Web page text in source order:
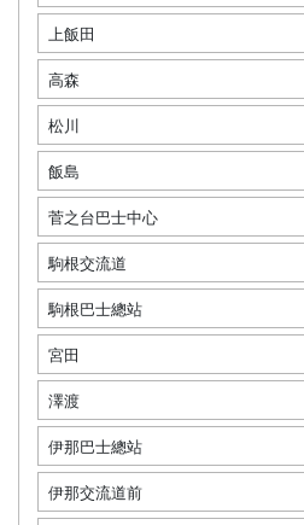
上飯田
高森
松川
飯島
菅之台巴士中心
駒根交流道
駒根巴士總站
宮田
澤渡
伊那巴士總站
伊那交流道前